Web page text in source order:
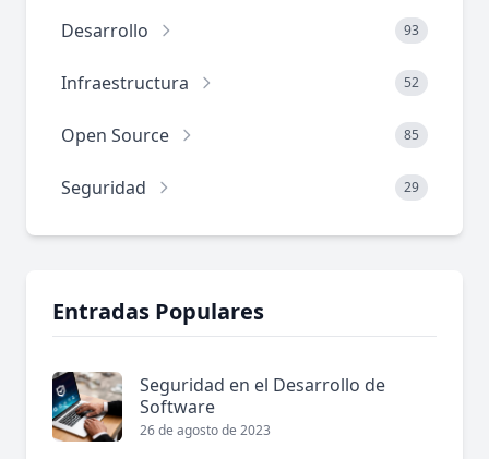
Desarrollo 93
Infraestructura 52
Open Source 85
Seguridad 29
Entradas Populares
Seguridad en el Desarrollo de
Software
26 de agosto de 2023